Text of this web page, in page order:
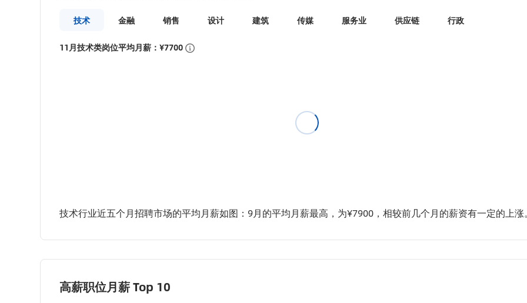
技术 金融 销售 设计 建筑 传媒 服务业 供应链 行政
11月技术类岗位平均月薪：¥7700
技术行业近五个月招聘市场的平均月薪如图：9月的平均月薪最高，为¥7900，相较前几个月的薪资有一定的上涨
高薪职位月薪 Top 10